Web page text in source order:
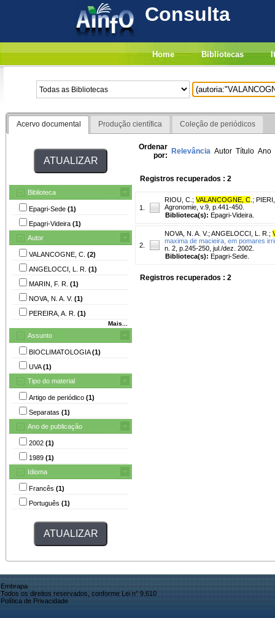
Consulta
Home Bibliotecas
Acervo documental Produção científica Coleção de periódicos
Biblioteca
Epagri-Sede (1)
Epagri-Videira (1)
Autor
VALANCOGNE, C. (2)
ANGELOCCI, L. R. (1)
MARIN, F. R. (1)
NOVA, N. A. V. (1)
PEREIRA, A. R. (1)
Mais...
Assunto
BIOCLIMATOLOGIA(1)
UVA(1)
Tipo do material
Artigo de periódico (1)
Separatas (1)
Ano de publicação
2002 (1)
1989 (1)
Idioma
Francês (1)
Português (1)
Ordenar
por: Relevância Autor Título Ano
Registros recuperados : 2
1.
RIOU, C. ; VALANCOGNE, C ;
Agronomie, v.9, p.441-450.
Biblioteca(s): Epagri-Videira.
2.
NOVA, N. A. V.; ANGELOCCI, L. R. ;
maxima de macieira, em pomares
n. 2, p.245-250, jul./dez. 2002.
Biblioteca(s): Epagri-Sede.
Registros recuperados : 2
Embrapa
Todos os direitos reservados, conforme Lei n° 9.610
Política de Privacidade